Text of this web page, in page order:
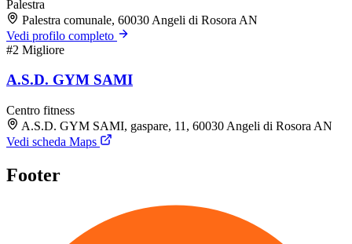
Palestra
Palestra comunale, 60030 Angeli di Rosora AN
Vedi profilo completo
#2 Migliore
A.S.D. GYM SAMI
Centro fitness
A.S.D. GYM SAMI, gaspare, 11, 60030 Angeli di Rosora AN
Vedi scheda Maps
Footer